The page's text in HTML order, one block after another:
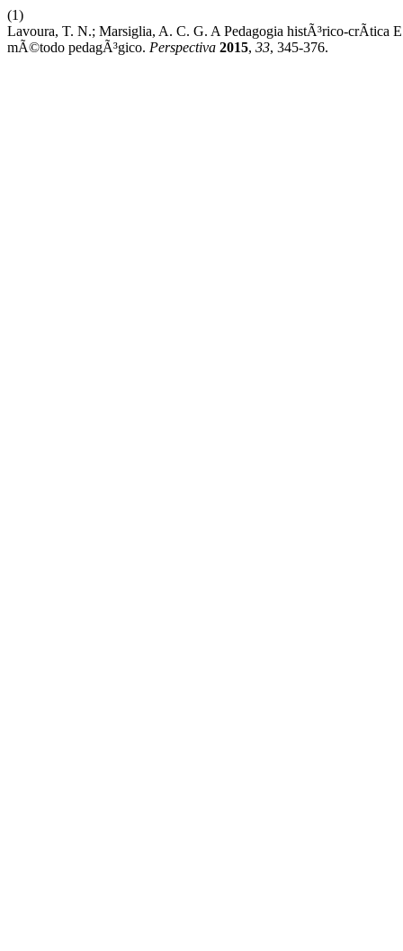
(1)
Lavoura, T. N.; Marsiglia, A. C. G. A Pedagogia histÃ³rico-crÃ­tica
mÃ©todo pedagÃ³gico. Perspectiva 2015, 33, 345-376.